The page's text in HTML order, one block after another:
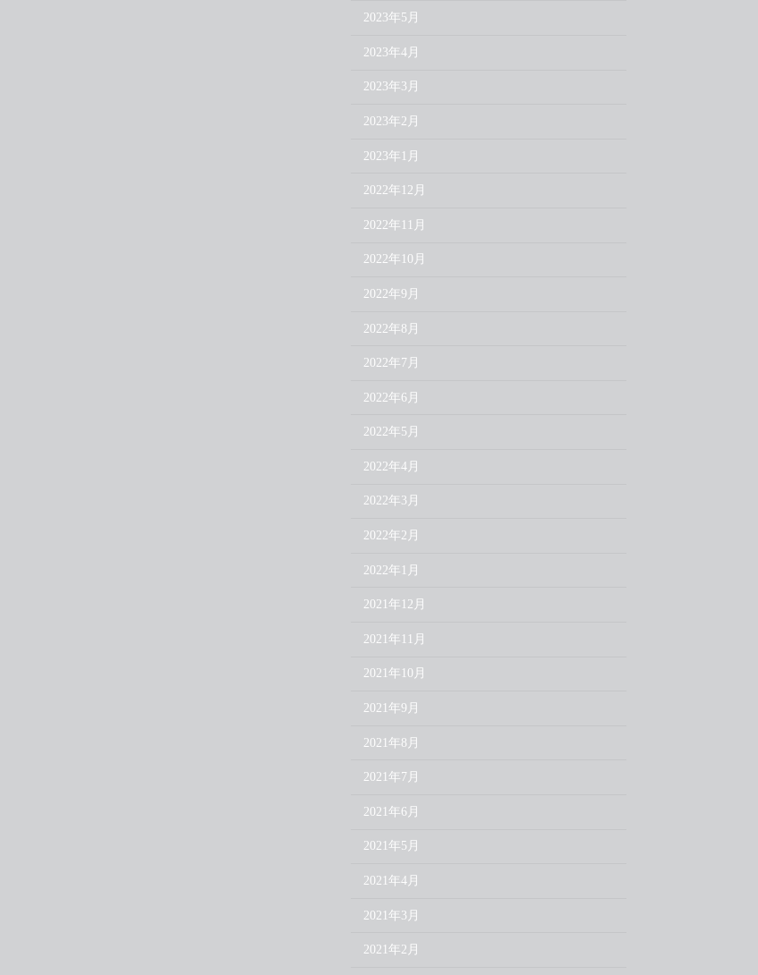
2023年5月
2023年4月
2023年3月
2023年2月
2023年1月
2022年12月
2022年11月
2022年10月
2022年9月
2022年8月
2022年7月
2022年6月
2022年5月
2022年4月
2022年3月
2022年2月
2022年1月
2021年12月
2021年11月
2021年10月
2021年9月
2021年8月
2021年7月
2021年6月
2021年5月
2021年4月
2021年3月
2021年2月